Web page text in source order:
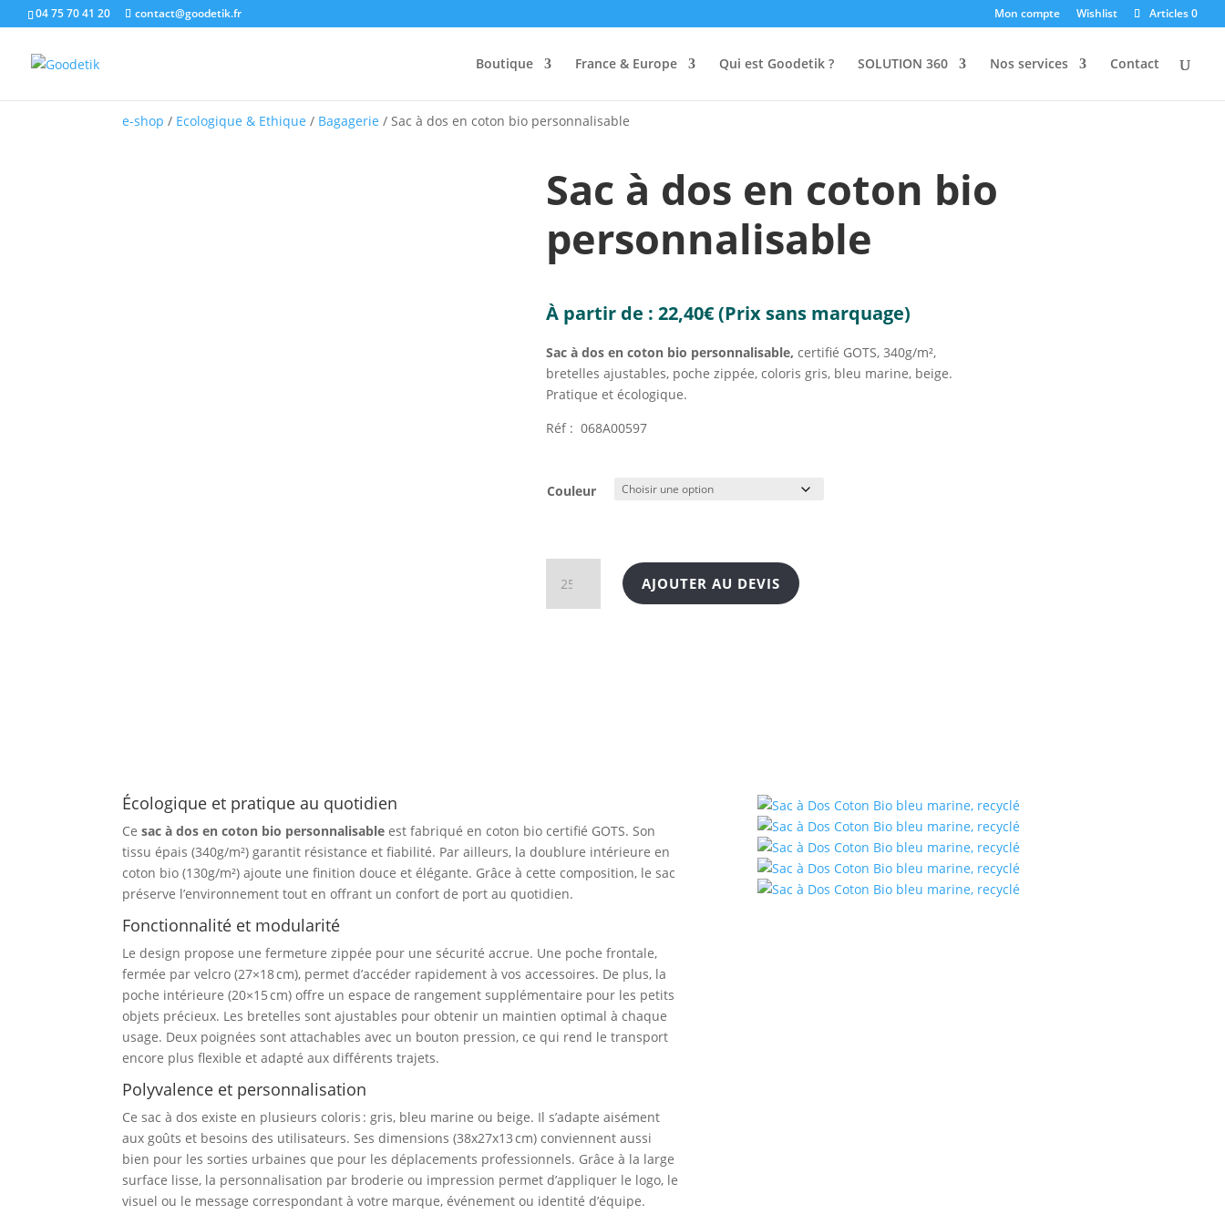
04 75 70 41 20 contact@goodetik.fr Mon compte Wishlist Articles 0
Boutique France & Europe Qui est Goodetik ? SOLUTION 360 Nos services Contact
e-shop / Ecologique & Ethique / Bagagerie / Sac à dos en coton bio personnalisable
Sac à dos en coton bio
personnalisable
À partir de : 22,40€(Prix sans marquage)
Sac à dos en coton bio personnalisable, certifié GOTS, 340g/m²,
bretelles ajustables, poche zippée, coloris gris, bleu marine, beige.
Pratique et écologique.
Réf : 068A00597
Couleur
Sac
AJOUTER AU DEVIS
Écologique et pratique au quotidien
Cesac à dos en coton bio personnalisable est fabriqué en coton bio certifié GOTS. Son
tissu épais (340g/m²) garantit résistance et fiabilité. Par ailleurs, la doublure intérieure en
coton bio (130g/m²) ajoute une finition douce et élégante. Grâce à cette composition, le sac
préserve l’environnement tout en offrant un confort de port au quotidien.
Fonctionnalité et modularité
Le design propose une fermeture zippée pour une sécurité accrue. Une poche frontale,
fermée par velcro (27×18 cm), permet d’accéder rapidement à vos accessoires. De plus, la
poche intérieure (20×15 cm) offre un espace de rangement supplémentaire pour les petits
objets précieux. Les bretelles sont ajustables pour obtenir un maintien optimal à chaque
usage. Deux poignées sont attachables avec un bouton pression, ce qui rend le transport
encore plus flexible et adapté aux différents trajets.
Polyvalence et personnalisation
Ce sac à dos existe en plusieurs coloris : gris, bleu marine ou beige. Il s’adapte aisément
aux goûts et besoins des utilisateurs. Ses dimensions (38x27x13 cm) conviennent aussi
bien pour les sorties urbaines que pour les déplacements professionnels. Grâce à la large
surface lisse, la personnalisation par broderie ou impression permet d’appliquer le logo, le
visuel ou le message correspondant à votre marque, événement ou identité d’équipe.